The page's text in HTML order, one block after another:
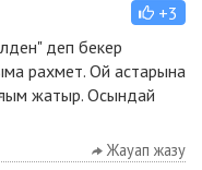
+3
деп бекер
рахмет. Ой астарына
жатыр. Осындай
Жауап жазу